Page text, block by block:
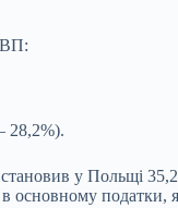
28,2%).
у Польщі
основному податки,